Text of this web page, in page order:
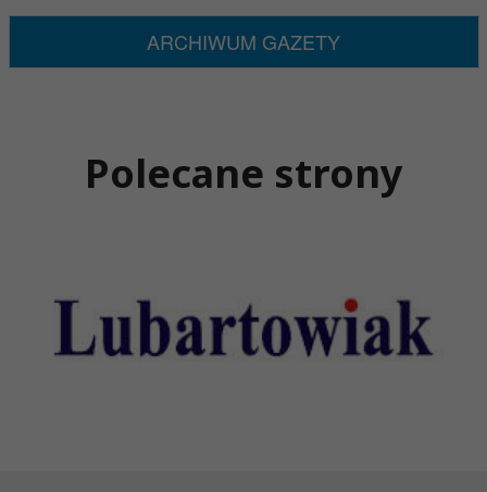
ARCHIWUM GAZETY
Polecane strony